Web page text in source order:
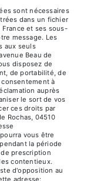
sont nécessaires
dans un fichier
et ses sous-
message. Les
aux seuls
Beau de
disposez de
de portabilité, de
à
auprès
le sort de vos
ces droits par
Rochas, 04510
vous être
la période
prescription
contentieux.
d'opposition au